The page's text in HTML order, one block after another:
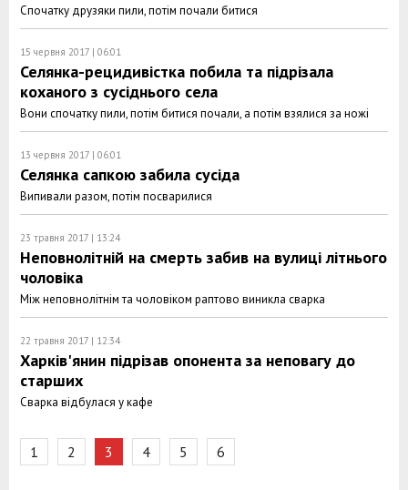
Спочатку друзяки пили, потім почали битися
15 червня 2017 | 06:01
Селянка-рецидивістка побила та підрізала
коханого з сусіднього села
Вони спочатку пили, потім битися почали, а потім взялися за ножі
13 червня 2017 | 06:01
Селянка сапкою забила сусіда
Випивали разом, потім посварилися
23 травня 2017 | 13:24
Неповнолітній на смерть забив на вулиці літнього
чоловіка
Між неповнолітнім та чоловіком раптово виникла сварка
22 травня 2017 | 12:34
Харків'янин підрізав опонента за неповагу до
старших
Сварка відбулася у кафе
1 2 3 4 5 6